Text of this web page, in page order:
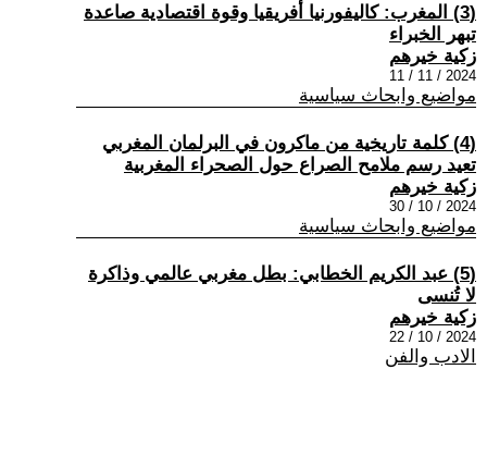
(3) المغرب: كاليفورنيا أفريقيا وقوة اقتصادية صاعدة
تبهر الخبراء
زكية خيرهم
2024 / 11 / 11
مواضيع وابحاث سياسية
(4) كلمة تاريخية من ماكرون في البرلمان المغربي
تعيد رسم ملامح الصراع حول الصحراء المغربية
زكية خيرهم
2024 / 10 / 30
مواضيع وابحاث سياسية
(5) عبد الكريم الخطابي: بطل مغربي عالمي وذاكرة
لا تُنسى
زكية خيرهم
2024 / 10 / 22
الادب والفن